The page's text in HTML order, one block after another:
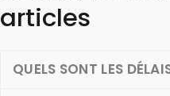
articles
QUELS SONT LES